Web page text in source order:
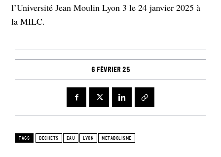
l’Université Jean Moulin Lyon 3 le 24 janvier 2025 à
la MILC.
6 février 25
TAGS DÉCHETS EAU LYON MÉTABOLISME